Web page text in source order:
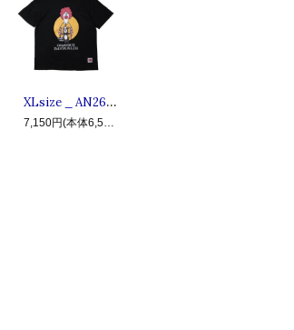
XLsize _ AN26SU-TE04 I'm Damn It ◆ ANIMALIA アニマリア : 半袖ドナルTシャツ Black
7,150円(本体6,500円、税650円)